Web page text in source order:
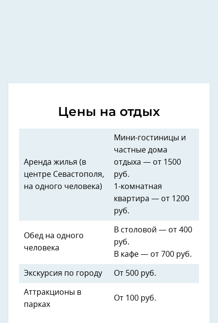
Цены на отдых
Аренда жилья (в
центре Севастополя,
на одного человека)
Мини-гостиницы и
частные дома
отдыха — от 1500
руб.
1-комнатная
квартира — от 1200
руб.
Обед на одного
человека
В столовой — от 400
руб.
В кафе — от 700 руб.
Экскурсия по городу От 500 руб.
Аттракционы в
парках
От 100 руб.